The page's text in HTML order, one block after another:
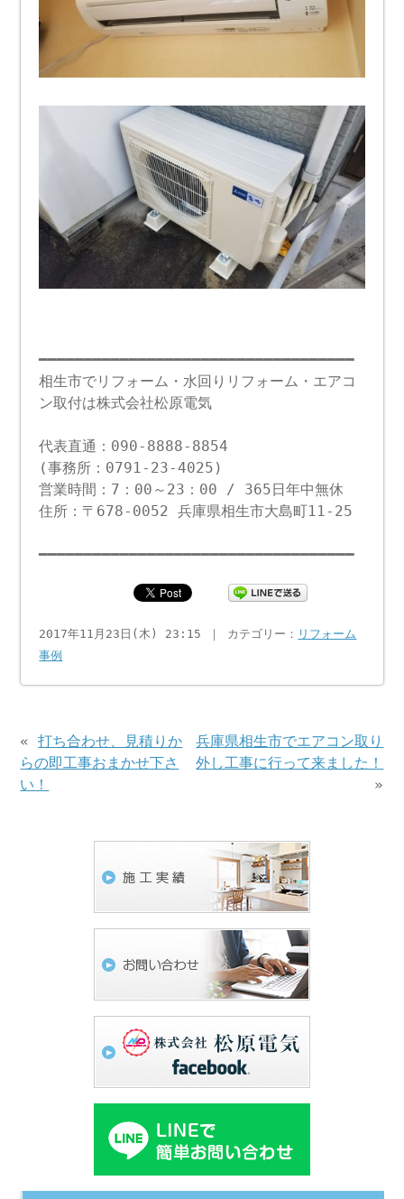
━━━━━━━━━━━━━━━━━━━━━━━━━━━━━━━━━━━
相生市でリフォーム・水回りリフォーム・エアコ
ン取付は株式会社松原電気
代表直通：090-8888-8854
(事務所：0791-23-4025)
営業時間：7：00～23：00 / 365日年中無休
住所：〒678-0052 兵庫県相生市大島町11-25
━━━━━━━━━━━━━━━━━━━━━━━━━━━━━━━━━━━
2017年11月23日(木) 23:15 ｜ カテゴリー： リフォーム
事例
«打ち合わせ、見積りか
らの即工事おまかせ下さ
い！
兵庫県相生市でエアコン取り
外し工事に行って来ました！
»